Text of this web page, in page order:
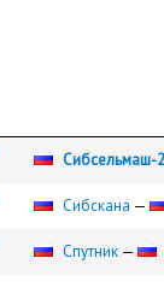
Сибсельмаш-
Сибскана —
Спутник —